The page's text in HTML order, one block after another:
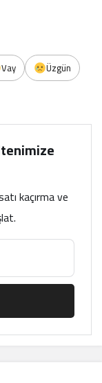
Vay
Üzgün
kaçırma ve